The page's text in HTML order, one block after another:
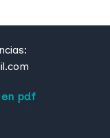
en pdf